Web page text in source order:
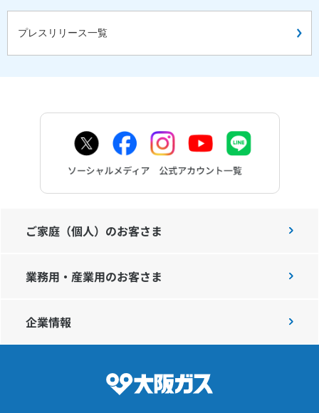
プレスリリース一覧
ご家庭（個人）のお客さま
業務用・産業用のお客さま
企業情報